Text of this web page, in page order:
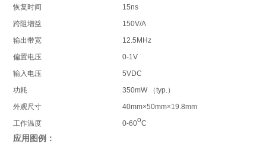
恢复时间
15ns
跨阻增益
150V/A
输出带宽
12.5MHz
偏置电压
0-1V
输入电压
5VDC
功耗
350mW （typ.）
外观尺寸
40mm×50mm×19.8mm
工作温度
0-60oC
应用图例：